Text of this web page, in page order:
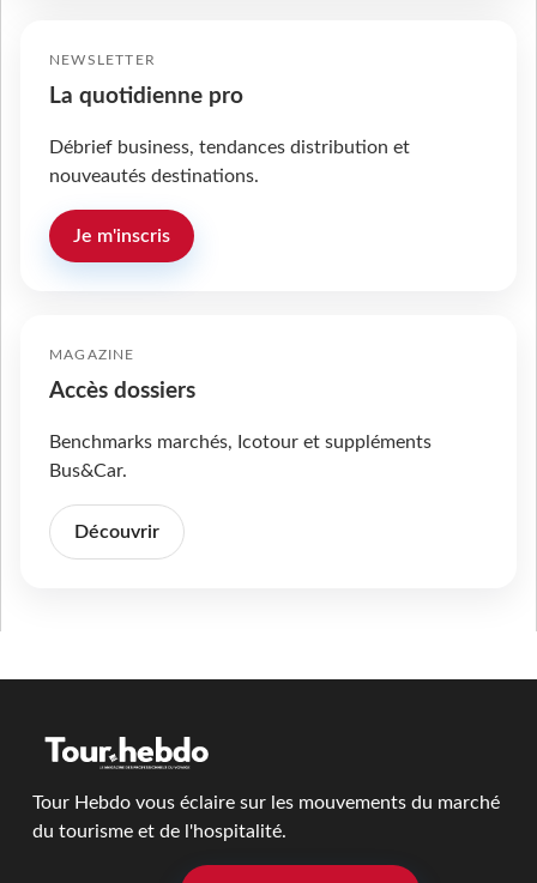
NEWSLETTER
La quotidienne pro
Débrief business, tendances distribution et
nouveautés destinations.
Je m'inscris
MAGAZINE
Accès dossiers
Benchmarks marchés, Icotour et suppléments
Bus&Car.
Découvrir
Tour Hebdo vous éclaire sur les mouvements du marché
du tourisme et de l'hospitalité.